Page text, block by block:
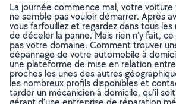
La journée commence mal, votre
ne semble pas vouloir démarrer. Après
vous farfouillez et regardez dans tous
de déceler la panne. Mais rien n’y fait,
pas votre domaine. Comment trouver
dépannage de votre automobile à
une plateforme de mise en relation
proches les unes des autres
les nombreux profils disponibles et
tarder un mécanicien à domicile, qu’il